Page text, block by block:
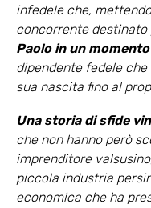
infedele che,
concorrente destinato
Paolo in un
dipendente fedele che
sua nascita fino al
Una storia di sfide
che non hanno però
imprenditore
piccola industria
economica che ha